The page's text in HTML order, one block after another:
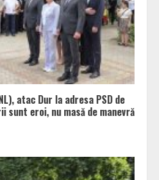
atac Dur la adresa PSD de
sunt eroi, nu masă de manevră